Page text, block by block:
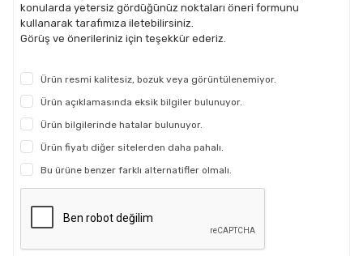
konularda yetersiz gördüğünüz noktaları öneri formunu
kullanarak tarafımıza iletebilirsiniz.
Görüş ve önerileriniz için teşekkür ederiz.
Ürün resmi kalitesiz, bozuk veya görüntülenemiyor.
Ürün açıklamasında eksik bilgiler bulunuyor.
Ürün bilgilerinde hatalar bulunuyor.
Ürün fiyatı diğer sitelerden daha pahalı.
Bu ürüne benzer farklı alternatifler olmalı.